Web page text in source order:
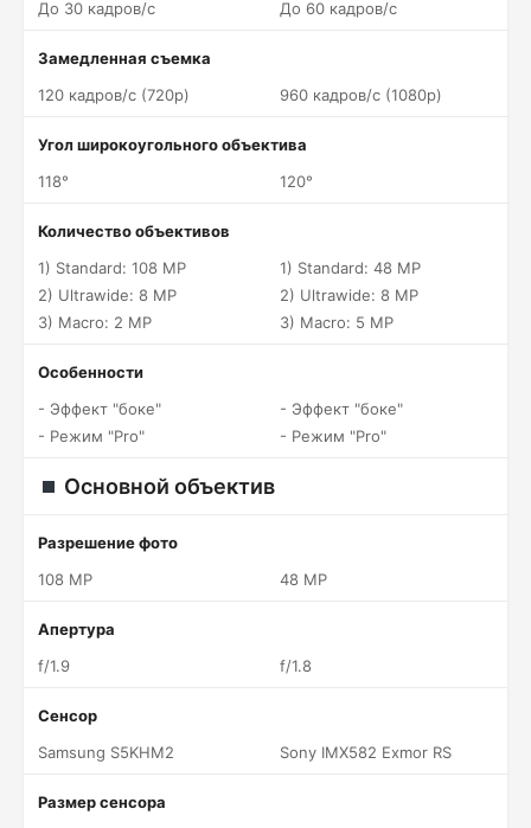
До 30 кадров/c
До 60 кадров/c
Замедленная съемка
120 кадров/c (720p)
960 кадров/c (1080p)
Угол широкоугольного объектива
118°
120°
Количество объективов
1) Standard: 108 MP
2) Ultrawide: 8 MP
3) Macro: 2 MP
1) Standard: 48 MP
2) Ultrawide: 8 MP
3) Macro: 5 MP
Особенности
- Эффект "боке"
- Режим "Pro"
- Эффект "боке"
- Режим "Pro"
Основной объектив
Разрешение фото
108 MP
48 MP
Апертура
f/1.9
f/1.8
Сенсор
Samsung S5KHM2
Sony IMX582 Exmor RS
Размер сенсора